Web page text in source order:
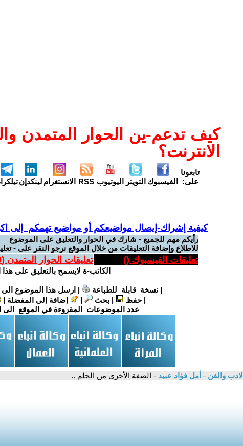
كيف تدعم-ين الحوار المتمدن
الانترنت؟
تابعونا
على:
الفيسبوك التويتر اليوتيوب RSS الانستغرام لينكدإن
كيفية إشراك-إيصال مواضيعكم أو مواضيع تهمكم إلى
رأيكم مهم للجميع - شارك في الحوار والتعليق على الموضوع
للاطلاع وإضافة التعليقات من خلال الموقع نرجو النقر على -
تعليقات الفيسبوك () تعليقات الحوار المتمدن (
الكاتب-ة لايسمح بالتعليق على
|نسخة قابلة للطباعة | ارسل هذا الموضوع
|حفظ |بحث | إضافة إلى المفضلة |
عدد الموضوعات المقروءة في الموقع الى
الادب والفن - أمل فؤاد عبيد - الضفة الأخرى من الحلم ..